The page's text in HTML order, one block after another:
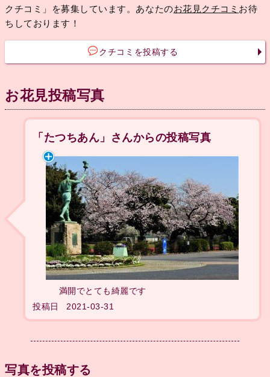
クチコミ」を募集しています。あなたのお花見クチコミ お待
ちしております！
クチコミを投稿する
お花見投稿写真
「たつちあん」さんからの投稿写真
満開でとても綺麗です
投稿日
2021-03-31
写真を投稿する